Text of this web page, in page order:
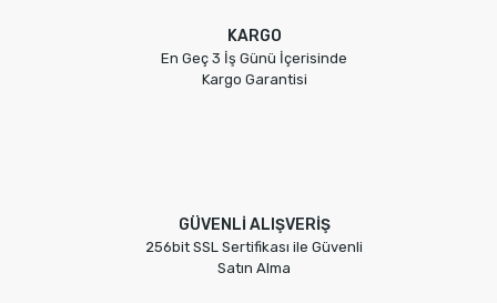
KARGO
En Geç 3 İş Günü İçerisinde
Kargo Garantisi
GÜVENLİ ALIŞVERİŞ
256bit SSL Sertifikası ile Güvenli
Satın Alma